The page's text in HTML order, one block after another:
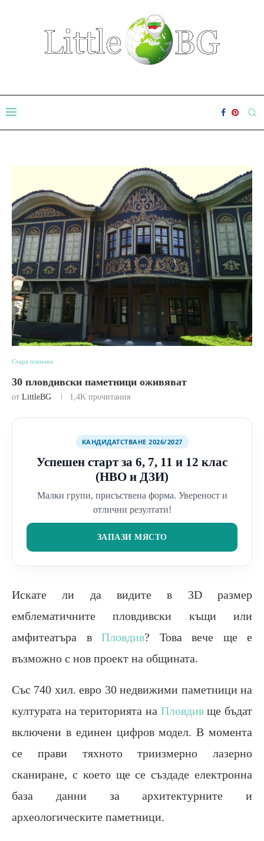
Стара планина
30 пловдивски паметници оживяват
от LittleBG 1,4K прочитания
КАНДИДАТСТВАНЕ 2026/2027
Успешен старт за 6, 7, 11 и 12 клас
(НВО и ДЗИ)
Малки групи, присъствена форма. Увереност и
отлични резултати!
ЗАПАЗИ МЯСТО
Искате ли да видите в 3D размер
емблематичните пловдивски къщи или
амфитеатъра в Пловдив? Това вече ще е
възможно с нов проект на общината.
Със 740 хил. евро 30 недвижими паметници на
културата на територията на Пловдивще бъдат
включени в единен цифров модел. В момента
се прави тяхното триизмерно лазерно
сканиране, с което ще се създаде електронна
база данни за архитектурните и
археологическите паметници.